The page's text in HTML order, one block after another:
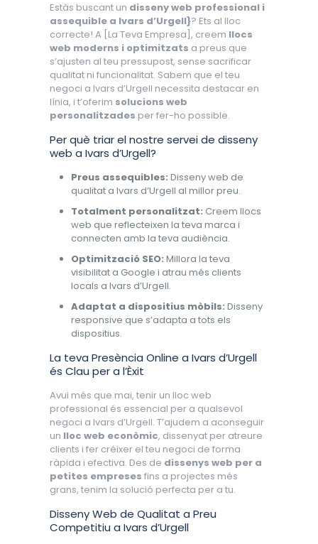
Estàs buscant un disseny web professional i
assequible a Ivars d’Urgell}? Ets al lloc
correcte! A [La Teva Empresa], creem llocs
web moderns i optimitzats a preus que
s’ajusten al teu pressupost, sense sacrificar
qualitat ni funcionalitat. Sabem que el teu
negoci a Ivars d’Urgell necessita destacar en
línia, i t’oferim solucions web
personalitzades per fer-ho possible.
Per què triar el nostre servei de disseny
web a Ivars d’Urgell?
Preus assequibles: Disseny web de
qualitat a Ivars d’Urgell al millor preu.
Totalment personalitzat: Creem llocs
web que reflecteixen la teva marca i
connecten amb la teva audiència.
Optimització SEO: Millora la teva
visibilitat a Google i atrau més clients
locals a Ivars d’Urgell.
Adaptat a dispositius mòbils: Disseny
responsive que s’adapta a tots els
dispositius.
La teva Presència Online a Ivars d’Urgell
és Clau per a l’Èxit
Avui més que mai, tenir un lloc web
professional és essencial per a qualsevol
negoci a Ivars d’Urgell. T’ajudem a aconseguir
un lloc web econòmic, dissenyat per atreure
clients i fer créixer el teu negoci de forma
ràpida i efectiva. Des de dissenys web per a
petites empreses fins a projectes més
grans, tenim la solució perfecta per a tu.
Disseny Web de Qualitat a Preu
Competitiu a Ivars d’Urgell